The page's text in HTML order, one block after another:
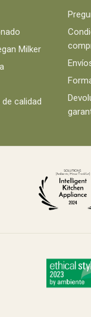
Milker
calidad